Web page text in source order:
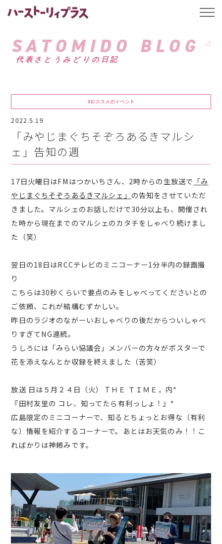
ハーストーリィプ
SATOMIDO BLOG
代表さとうみどりの日記
#おススメのイベント
2022.5.19
「みやじまぐちそぞろあるきマルシ
ェ」告知の週
17日火曜日はFMはつかいちさん、2時からの生放送で 「み
やじまぐちそぞろあるきマルシェ」 の告知をさせていただ
きました。マルシェのお話しだけで30分以上も、開催され
た時から現在までのマルシェのカタチをしゃべり続けまし
た（笑）
翌日の18日はRCCテレビのミニコーナー1分半内の録画撮
り
こちらは30秒くらいで要点のみをしゃべってくださいとの
ご依頼、これが結構むずかしい。
昨日のラジオのながーいおしゃべりの後だからついしゃべ
りすぎてNG連続。
うしろには「みらい協議会」メンバーの方々がポスターで
花を添えなんとか収録を終えました（苦笑）
放送 日は５月２４日（火） TＨＥ ＴＩＭＥ，内*
『田村友里の コレ、知ってたら有利っしょ！』*
広島限定のミニコーナーで、知るとちょっとお得な（有利
な）情報を紹介するコーナーで。あとはお天気のみ！！こ
ればかりは神頼みです。
t
l
a